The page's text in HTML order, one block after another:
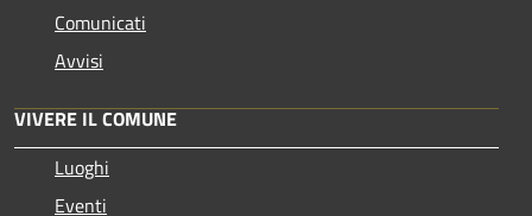
Comunicati
Avvisi
VIVERE IL COMUNE
Luoghi
Eventi